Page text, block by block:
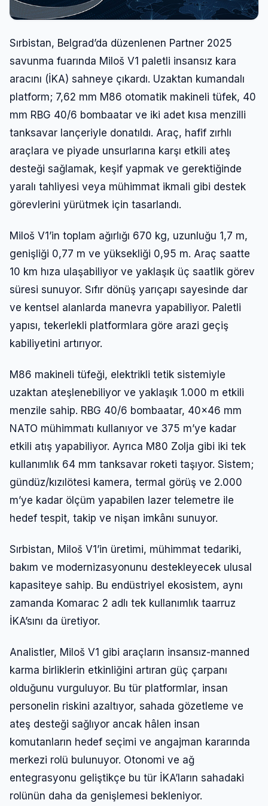
Sırbistan, Belgrad’da düzenlenen Partner 2025
savunma fuarında Miloš V1 paletli insansız kara
aracını (İKA) sahneye çıkardı. Uzaktan kumandalı
platform; 7,62 mm M86 otomatik makineli tüfek, 40
mm RBG 40/6 bombaatar ve iki adet kısa menzilli
tanksavar lançeriyle donatıldı. Araç, hafif zırhlı
araçlara ve piyade unsurlarına karşı etkili ateş
desteği sağlamak, keşif yapmak ve gerektiğinde
yaralı tahliyesi veya mühimmat ikmali gibi destek
görevlerini yürütmek için tasarlandı.
Miloš V1’in toplam ağırlığı 670 kg, uzunluğu 1,7 m,
genişliği 0,77 m ve yüksekliği 0,95 m. Araç saatte
10 km hıza ulaşabiliyor ve yaklaşık üç saatlik görev
süresi sunuyor. Sıfır dönüş yarıçapı sayesinde dar
ve kentsel alanlarda manevra yapabiliyor. Paletli
yapısı, tekerlekli platformlara göre arazi geçiş
kabiliyetini artırıyor.
M86 makineli tüfeği, elektrikli tetik sistemiyle
uzaktan ateşlenebiliyor ve yaklaşık 1.000 m etkili
menzile sahip. RBG 40/6 bombaatar, 40×46 mm
NATO mühimmatı kullanıyor ve 375 m’ye kadar
etkili atış yapabiliyor. Ayrıca M80 Zolja gibi iki tek
kullanımlık 64 mm tanksavar roketi taşıyor. Sistem;
gündüz/kızılötesi kamera, termal görüş ve 2.000
m’ye kadar ölçüm yapabilen lazer telemetre ile
hedef tespit, takip ve nişan imkânı sunuyor.
Sırbistan, Miloš V1’in üretimi, mühimmat tedariki,
bakım ve modernizasyonunu destekleyecek ulusal
kapasiteye sahip. Bu endüstriyel ekosistem, aynı
zamanda Komarac 2 adlı tek kullanımlık taarruz
İKA’sını da üretiyor.
Analistler, Miloš V1 gibi araçların insansız-manned
karma birliklerin etkinliğini artıran güç çarpanı
olduğunu vurguluyor. Bu tür platformlar, insan
personelin riskini azaltıyor, sahada gözetleme ve
ateş desteği sağlıyor ancak hâlen insan
komutanların hedef seçimi ve angajman kararında
merkezi rolü bulunuyor. Otonomi ve ağ
entegrasyonu geliştikçe bu tür İKA’ların sahadaki
rolünün daha da genişlemesi bekleniyor.